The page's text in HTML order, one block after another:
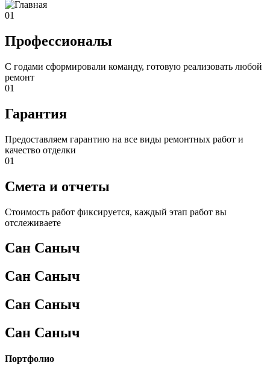
01
Профессионалы
С годами сформировали команду, готовую реализовать любой
ремонт
01
Гарантия
Предоставляем гарантию на все виды ремонтных работ и
качество отделки
01
Смета и отчеты
Стоимость работ фиксируется, каждый этап работ вы
отслеживаете
Сан Саныч
Сан Саныч
Сан Саныч
Сан Саныч
Портфолио